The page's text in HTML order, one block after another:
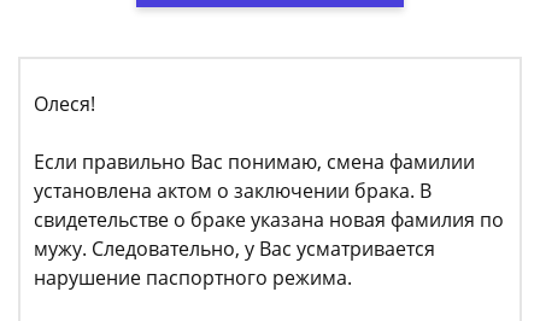
Олеся!
Если правильно Вас понимаю, смена фамилии
установлена актом о заключении брака. В
свидетельстве о браке указана новая фамилия по
мужу. Следовательно, у Вас усматривается
нарушение паспортного режима.